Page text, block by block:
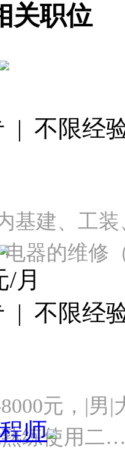
关职位
| 不限经
基建、工
电器的维
/月
| 不限经
元，|
熟练使用
师